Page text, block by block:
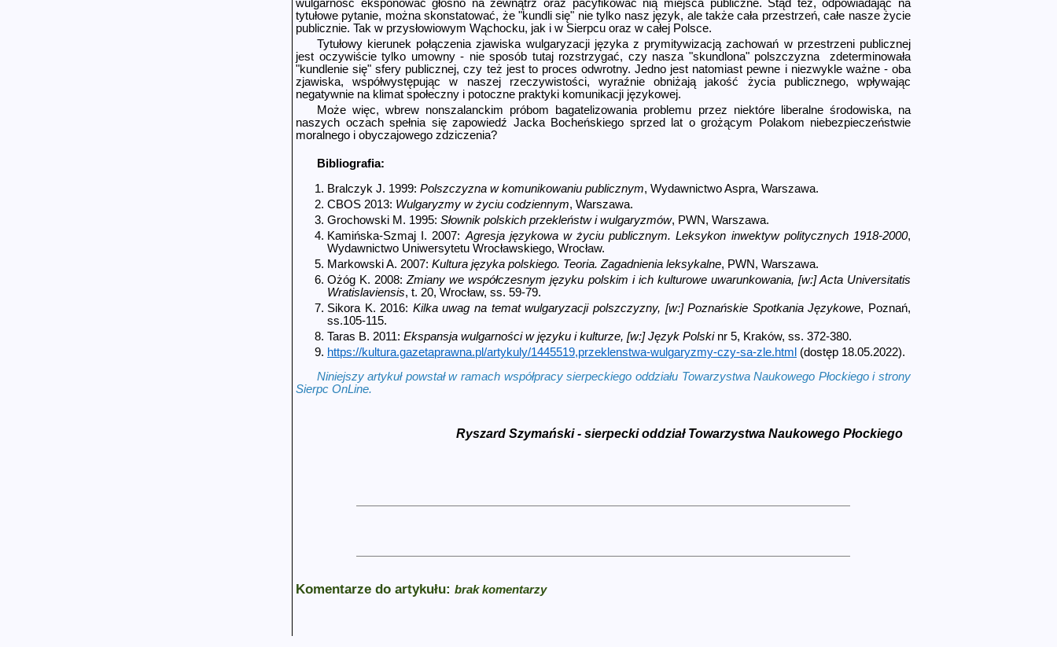
wulgarność eksponować głośno na zewnątrz oraz pacyfikować nią miejsca publiczne. Stąd też, odpowiadając na
tytułowe pytanie, można skonstatować, że "kundli się" nie tylko nasz język, ale także cała przestrzeń, całe nasze życie
publicznie. Tak w przysłowiowym Wąchocku, jak i w Sierpcu oraz w całej Polsce.
Tytułowy kierunek połączenia zjawiska wulgaryzacji języka z prymitywizacją zachowań w przestrzeni publicznej
jest oczywiście tylko umowny - nie sposób tutaj rozstrzygać, czy nasza "skundlona" polszczyzna zdeterminowała
"kundlenie się" sfery publicznej, czy też jest to proces odwrotny. Jedno jest natomiast pewne i niezwykle ważne - oba
zjawiska, współwystępując w naszej rzeczywistości, wyraźnie obniżają jakość życia publicznego, wpływając
negatywnie na klimat społeczny i potoczne praktyki komunikacji językowej.
Może więc, wbrew nonszalanckim próbom bagate­lizowania problemu przez niektóre liberalne środowiska, na
naszych oczach spełnia się zapowiedź Jacka Bocheńskiego sprzed lat o grożącym Polakom niebe­zpieczeństwie
moralnego i obyczajowego zdziczenia?
Bibliografia:
Bralczyk J. 1999: Polszczyzna w komunikowaniu publicznym, Wydawnictwo Aspra, Warszawa.
CBOS 2013: Wulgaryzmy w życiu codziennym, Warszawa.
Grochowski M. 1995: Słownik polskich przekleństw i wulgaryzmów, PWN, Warszawa.
Kamińska-Szmaj I. 2007:Agresja językowa w życiu publicznym. Leksykon inwektyw politycznych 1918-2000,
Wydawnictwo Uniwersytetu Wrocławskiego, Wrocław.
Markowski A. 2007: Kultura języka polskiego. Teoria. Zagadnienia leksykalne, PWN, Warszawa.
Ożóg K. 2008:Zmiany we współczesnym języku polskim i ich kulturowe uwarunkowania, [w:] Acta Universitatis
Wratislaviensis, t. 20, Wrocław, ss. 59-79.
Sikora K. 2016: Kilka uwag na temat wulgaryzacji polszczyzny, [w:] Poznańskie Spotkania Językowe, Poznań,
ss.105-115.
Taras B. 2011: Ekspansja wulgarności w języku i kulturze, [w:] Język Polskinr 5, Kraków, ss. 372-380.
https://kultura.gazetaprawna.pl/artykuly/1445519,przeklenstwa-wulgaryzmy-czy-sa-zle.html (dostęp 18.05.2022).
Niniejszy artykuł powstał w ramach współpracy sierpeckiego oddziału Towarzystwa Naukowego Płockiego i strony
Sierpc OnLine.
Ryszard Szymański - sierpecki oddział Towarzystwa Naukowego Płockiego
Komentarze do artykułu: brak komentarzy